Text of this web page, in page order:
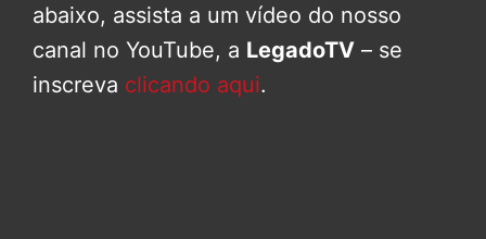
abaixo, assista a um vídeo do nosso
canal no YouTube, a LegadoTV – se
inscreva clicando aqui.